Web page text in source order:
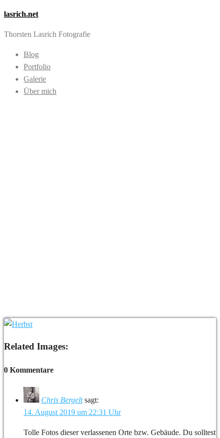
lasrich.net
Thorsten Lasrich Fotografie
Blog
Portfolio
Galerie
Über mich
Related Images:
0 Kommentare
Chris Bergelt sagt:
14. August 2019 um 22:31 Uhr
Tolle Fotos dieser verlassenen Orte bzw. Gebäude. Du solltest